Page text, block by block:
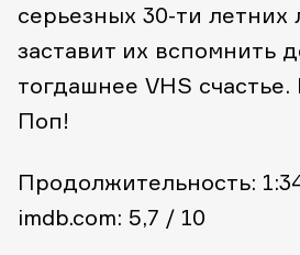
серьезных 30-ти
заставит их вспомнить
тогдашнее VHS
Поп!
Продолжительность:
imdb.com: 5,7 / 10